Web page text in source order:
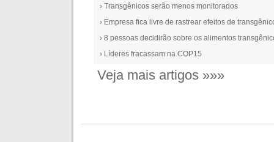
› Transgênicos serão menos monitorados
› Empresa fica livre de rastrear efeitos de
› 8 pessoas decidirão sobre os alimentos
› Líderes fracassam na COP15
Veja mais artigos »»»